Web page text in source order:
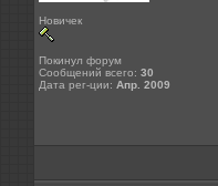
Новичек
Покинул форум
Сообщений всего: 30
Дата рег-ции: Апр. 2009